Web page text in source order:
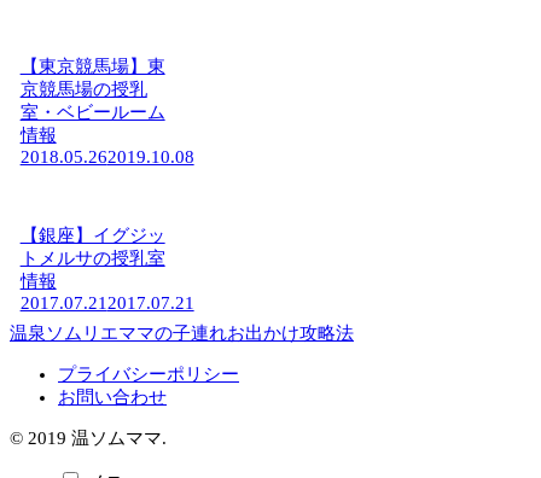
【東京競馬場】東
京競馬場の授乳
室・ベビールーム
情報
2018.05.262019.10.08
【銀座】イグジッ
トメルサの授乳室
情報
2017.07.212017.07.21
温泉ソムリエママの子連れお出かけ攻略法
プライバシーポリシー
お問い合わせ
© 2019 温ソムママ.